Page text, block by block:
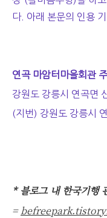
다. 아래 본문의 인용 기
연곡 마암터마을회관
강원도 강릉시 연곡면
(지번) 강원도 강릉시
* 블로그 내 한국기행
=